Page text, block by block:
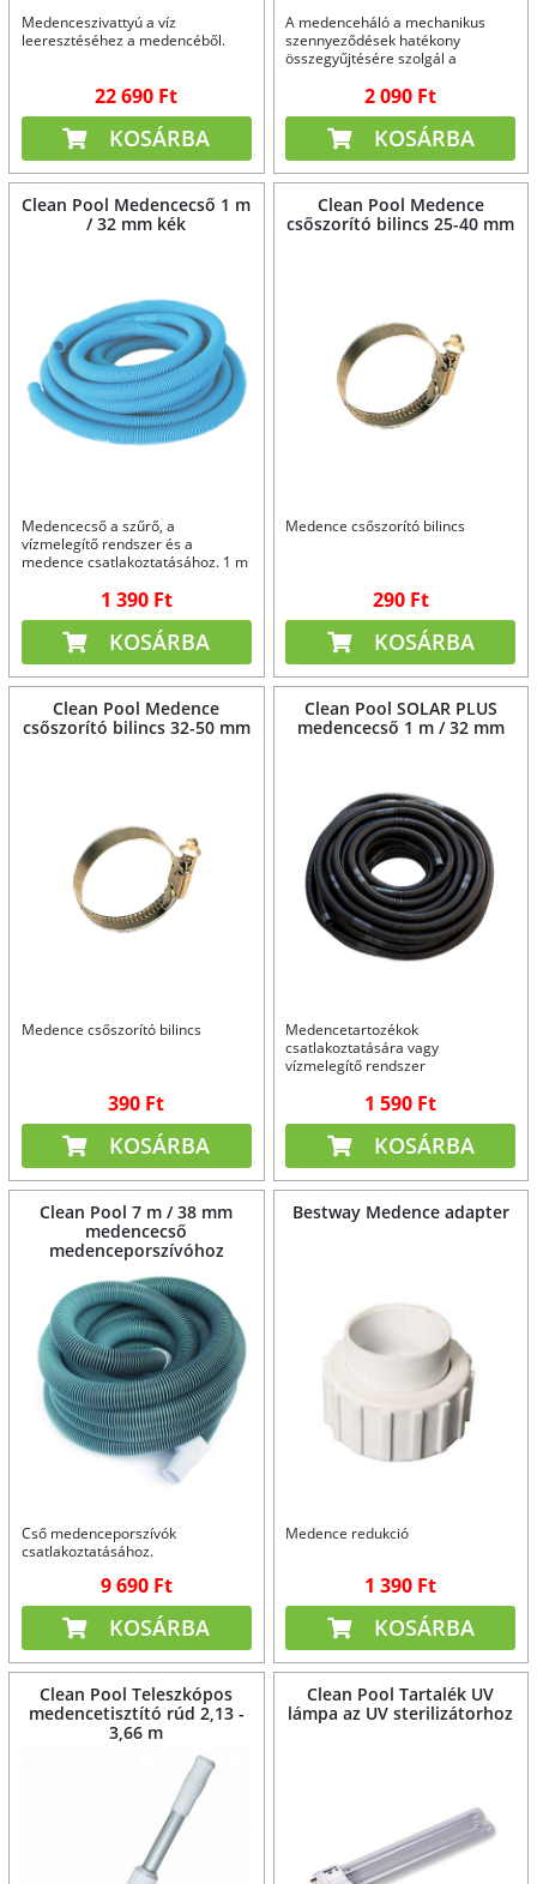
Medenceszivattyú a víz
leeresztéséhez a medencéből.
22 690 Ft
KOSÁRBA
A medenceháló a mechanikus
szennyeződések hatékony
összegyűjtésére szolgál a
2 090 Ft
KOSÁRBA
Clean Pool Medencecső 1 m
/ 32 mm kék
Medencecső a szűrő, a
vízmelegítő rendszer és a
medence csatlakoztatásához. 1 m
1 390 Ft
KOSÁRBA
Clean Pool Medence
csőszorító bilincs 25-40 mm
Medence csőszorító bilincs
290 Ft
KOSÁRBA
Clean Pool Medence
csőszorító bilincs 32-50 mm
Medence csőszorító bilincs
390 Ft
KOSÁRBA
Clean Pool SOLAR PLUS
medencecső 1 m / 32 mm
Medencetartozékok
csatlakoztatására vagy
vízmelegítő rendszer
1 590 Ft
KOSÁRBA
Clean Pool 7 m / 38 mm
medencecső
medenceporszívóhoz
Cső medenceporszívók
csatlakoztatásához.
9 690 Ft
KOSÁRBA
Bestway Medence adapter
Medence redukció
1 390 Ft
KOSÁRBA
Clean Pool Teleszkópos
medencetisztító rúd 2,13 -
3,66 m
Clean Pool Tartalék UV
lámpa az UV sterilizátorhoz